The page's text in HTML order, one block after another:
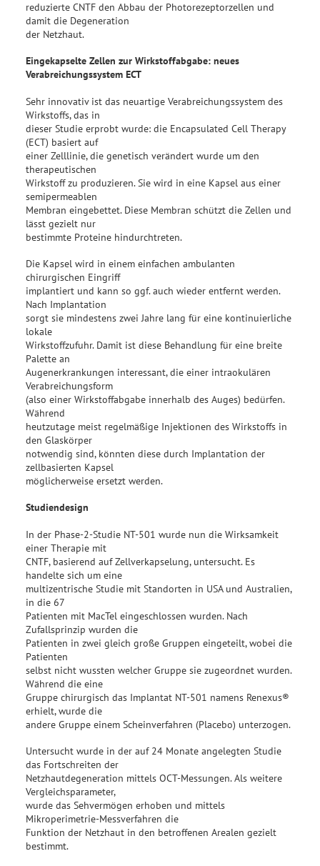
reduzierte CNTF den Abbau der Photorezeptorzellen und
damit die Degeneration
der Netzhaut.
Eingekapselte Zellen zur Wirkstoffabgabe: neues
Verabreichungssystem ECT
Sehr innovativ ist das neuartige Verabreichungssystem des
Wirkstoffs, das in
dieser Studie erprobt wurde: die Encapsulated Cell Therapy
(ECT) basiert auf
einer Zelllinie, die genetisch verändert wurde um den
therapeutischen
Wirkstoff zu produzieren. Sie wird in eine Kapsel aus einer
semipermeablen
Membran eingebettet. Diese Membran schützt die Zellen und
lässt gezielt nur
bestimmte Proteine hindurchtreten.
Die Kapsel wird in einem einfachen ambulanten
chirurgischen Eingriff
implantiert und kann so ggf. auch wieder entfernt werden.
Nach Implantation
sorgt sie mindestens zwei Jahre lang für eine kontinuierliche
lokale
Wirkstoffzufuhr. Damit ist diese Behandlung für eine breite
Palette an
Augenerkrankungen interessant, die einer intraokulären
Verabreichungsform
(also einer Wirkstoffabgabe innerhalb des Auges) bedürfen.
Während
heutzutage meist regelmäßige Injektionen des Wirkstoffs in
den Glaskörper
notwendig sind, könnten diese durch Implantation der
zellbasierten Kapsel
möglicherweise ersetzt werden.
Studiendesign
In der Phase-2-Studie NT-501 wurde nun die Wirksamkeit
einer Therapie mit
CNTF, basierend auf Zellverkapselung, untersucht. Es
handelte sich um eine
multizentrische Studie mit Standorten in USA und Australien,
in die 67
Patienten mit MacTel eingeschlossen wurden. Nach
Zufallsprinzip wurden die
Patienten in zwei gleich große Gruppen eingeteilt, wobei die
Patienten
selbst nicht wussten welcher Gruppe sie zugeordnet wurden.
Während die eine
Gruppe chirurgisch das Implantat NT-501 namens Renexus®
erhielt, wurde die
andere Gruppe einem Scheinverfahren (Placebo) unterzogen.
Untersucht wurde in der auf 24 Monate angelegten Studie
das Fortschreiten der
Netzhautdegeneration mittels OCT-Messungen. Als weitere
Vergleichsparameter,
wurde das Sehvermögen erhoben und mittels
Mikroperimetrie-Messverfahren die
Funktion der Netzhaut in den betroffenen Arealen gezielt
bestimmt.